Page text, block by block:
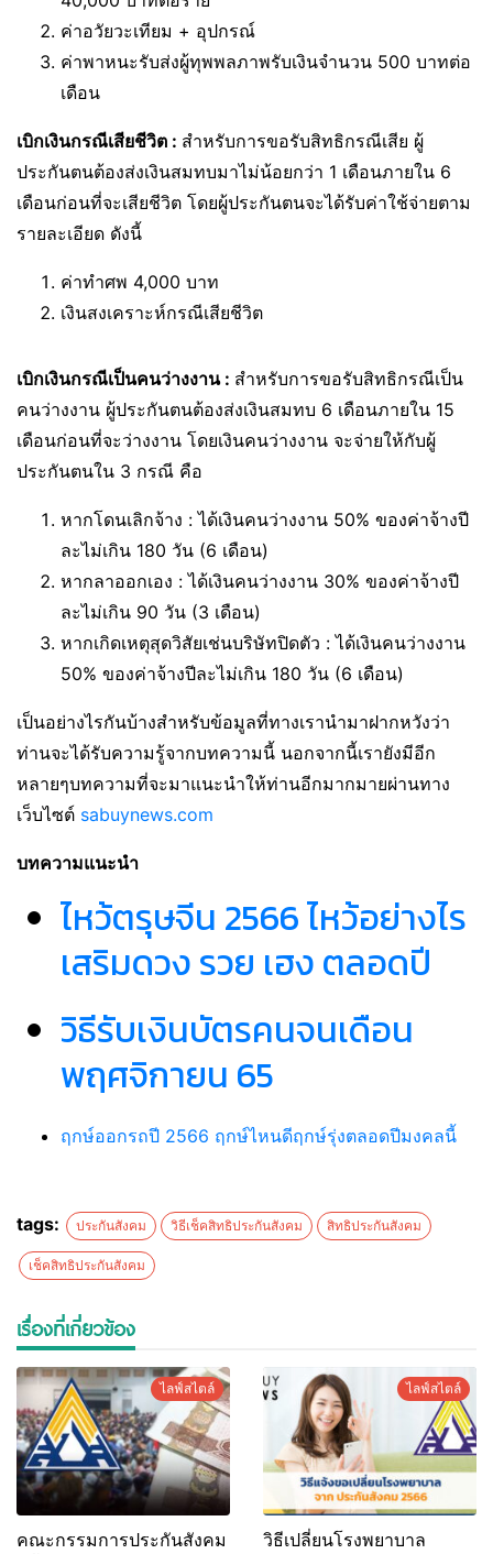
ค่าอวัยวะเทียม + อุปกรณ์
ค่าพาหนะรับส่งผู้ทุพพลภาพรับเงินจำนวน 500 บาทต่อ
เดือน
เบิกเงินกรณีเสียชีวิต : สำหรับการขอรับสิทธิกรณีเสีย ผู้
ประกันตนต้องส่งเงินสมทบมาไม่น้อยกว่า 1 เดือนภายใน 6
เดือนก่อนที่จะเสียชีวิต โดยผู้ประกันตนจะได้รับค่าใช้จ่ายตาม
รายละเอียด ดังนี้
ค่าทำศพ 4,000 บาท
เงินสงเคราะห์กรณีเสียชีวิต
เบิกเงินกรณีเป็นคนว่างงาน : สำหรับการขอรับสิทธิกรณีเป็น
คนว่างงาน ผู้ประกันตนต้องส่งเงินสมทบ 6 เดือนภายใน 15
เดือนก่อนที่จะว่างงาน โดยเงินคนว่างงาน จะจ่ายให้กับผู้
ประกันตนใน 3 กรณี คือ
หากโดนเลิกจ้าง : ได้เงินคนว่างงาน 50% ของค่าจ้างปี
ละไม่เกิน 180 วัน (6 เดือน)
หากลาออกเอง : ได้เงินคนว่างงาน 30% ของค่าจ้างปี
ละไม่เกิน 90 วัน (3 เดือน)
หากเกิดเหตุสุดวิสัยเช่นบริษัทปิดตัว : ได้เงินคนว่างงาน
50% ของค่าจ้างปีละไม่เกิน 180 วัน (6 เดือน)
เป็นอย่างไรกันบ้างสำหรับข้อมูลที่ทางเรานำมาฝากหวังว่า
ท่านจะได้รับความรู้จากบทความนี้ นอกจากนี้เรายังมีอีก
หลายๆบทความที่จะมาแนะนำให้ท่านอีกมากมายผ่านทาง
เว็บไซต์ sabuynews.com
บทความแนะนำ
ไหว้ตรุษจีน 2566 ไหว้อย่างไร
เสริมดวง รวย เฮง ตลอดปี
วิธีรับเงินบัตรคนจนเดือน
พฤศจิกายน 65
ฤกษ์ออกรถปี 2566 ฤกษ์ไหนดีฤกษ์รุ่งตลอดปีมงคลนี้
tags: ประกันสังคม วิธีเช็คสิทธิประกันสังคม สิทธิประกันสังคม
เช็คสิทธิประกันสังคม
เรื่องที่เกี่ยวข้อง
ไลฟ์สไตล์
คณะกรรมการประกันสังคม
ไลฟ์สไตล์
วิธีเปลี่ยนโรงพยาบาล